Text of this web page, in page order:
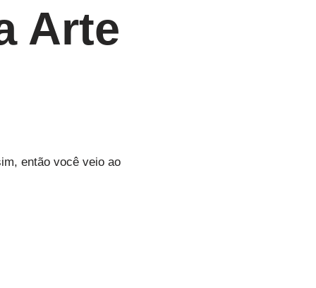
Arte
então você veio ao